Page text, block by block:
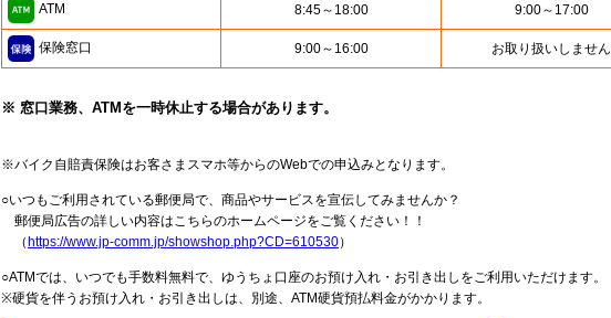
ATM 8:45～18:00 9:00～17:00
保険窓口 9:00～16:00 お取り扱いしません
※ 窓口業務、ATMを一時休止する場合があります。
※バイク自賠責保険はお客さまスマホ等からのWebでの申込みとなります。
○いつもご利用されている郵便局で、商品やサービスを宣伝してみませんか？
郵便局広告の詳しい内容はこちらのホームページをご覧ください！！
（ https://www.jp-comm.jp/showshop.php?CD=610530）
○ATMでは、いつでも手数料無料で、ゆうちょ口座のお預け入れ・お引き出しをご利用いただけます。
※硬貨を伴うお預け入れ・お引き出しは、別途、ATM硬貨預払料金がかかります。